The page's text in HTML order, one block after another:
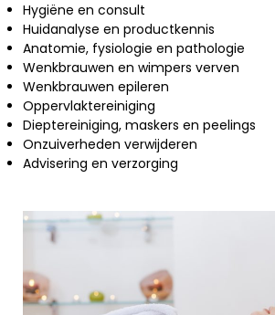
Hygiëne en consult
Huidanalyse en productkennis
Anatomie, fysiologie en pathologie
Wenkbrauwen en wimpers verven
Wenkbrauwen epileren
Oppervlaktereiniging
Dieptereiniging, maskers en peelings
Onzuiverheden verwijderen
Advisering en verzorging